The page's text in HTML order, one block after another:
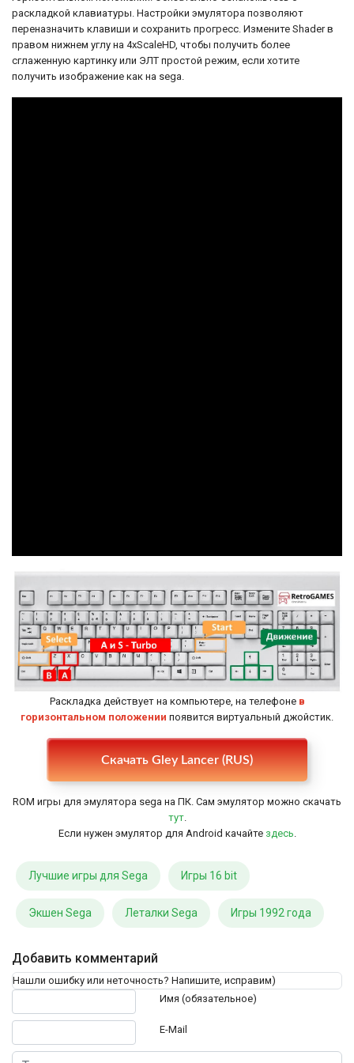
механикой, который предлагает игроку
насладиться классическим игровым
опытом Sega Mega Drive.
раскладкой клавиатуры. Настройки эмулятора позволяют
переназначить клавиши и сохранить прогресс. Измените Shader в
правом нижнем углу на 4xScaleHD, чтобы получить более
сглаженную картинку или ЭЛТ простой режим, если хотите
получить изображение как на sega.
Настройки
Раскладка действует на компьютере, на телефоне в
горизонтальном положении появится виртуальный джойстик.
Скачать Gley Lancer (RUS)
ROM игры для эмулятора sega на ПК. Сам эмулятор можно скачать
тут.
Если нужен эмулятор для Android качайте здесь.
Лучшие игры для Sega Игры 16 bit
Экшен Sega Леталки Sega Игры 1992 года
Добавить комментарий
Нашли ошибку или неточность? Напишите, исправим)
Имя (обязательное)
E-Mail